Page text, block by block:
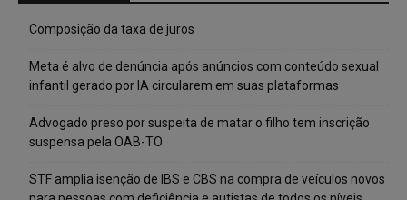
Composição da taxa de juros
Meta é alvo de denúncia após anúncios com conteúdo sexual
infantil gerado por IA circularem em suas plataformas
Advogado preso por suspeita de matar o filho tem inscrição
suspensa pela OAB-TO
STF amplia isenção de IBS e CBS na compra de veículos novos